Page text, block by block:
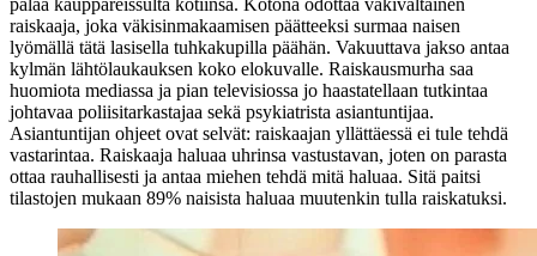
raiskaaja, joka väkisinmakaamisen päätteeksi surmaa naisen
lyömällä tätä lasisella tuhkakupilla päähän. Vakuuttava jakso antaa
kylmän lähtölaukauksen koko elokuvalle. Raiskausmurha saa
huomiota mediassa ja pian televisiossa jo haastatellaan tutkintaa
johtavaa poliisitarkastajaa sekä psykiatrista asiantuntijaa.
Asiantuntijan ohjeet ovat selvät: raiskaajan yllättäessä ei tule tehdä
vastarintaa. Raiskaaja haluaa uhrinsa vastustavan, joten on parasta
ottaa rauhallisesti ja antaa miehen tehdä mitä haluaa. Sitä paitsi
tilastojen mukaan 89% naisista haluaa muutenkin tulla raiskatuksi.